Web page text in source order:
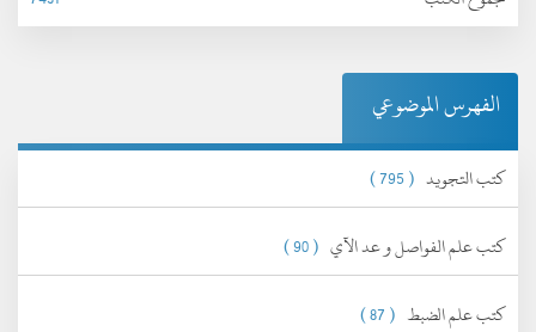
الفهرس الموضوعي
كتب التجويد ( 795 )
كتب علم الفواصل و عد الآي ( 90 )
كتب علم الضبط ( 87 )